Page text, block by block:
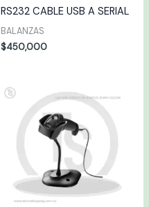
RS232 CABLE USB A SERIAL
BALANZAS
$450,000